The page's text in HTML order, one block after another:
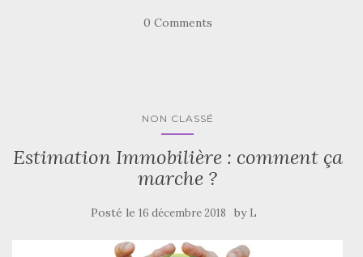
0 Comments
NON CLASSÉ
Estimation Immobilière : comment ça
marche ?
Posté le 16 décembre 2018 by L